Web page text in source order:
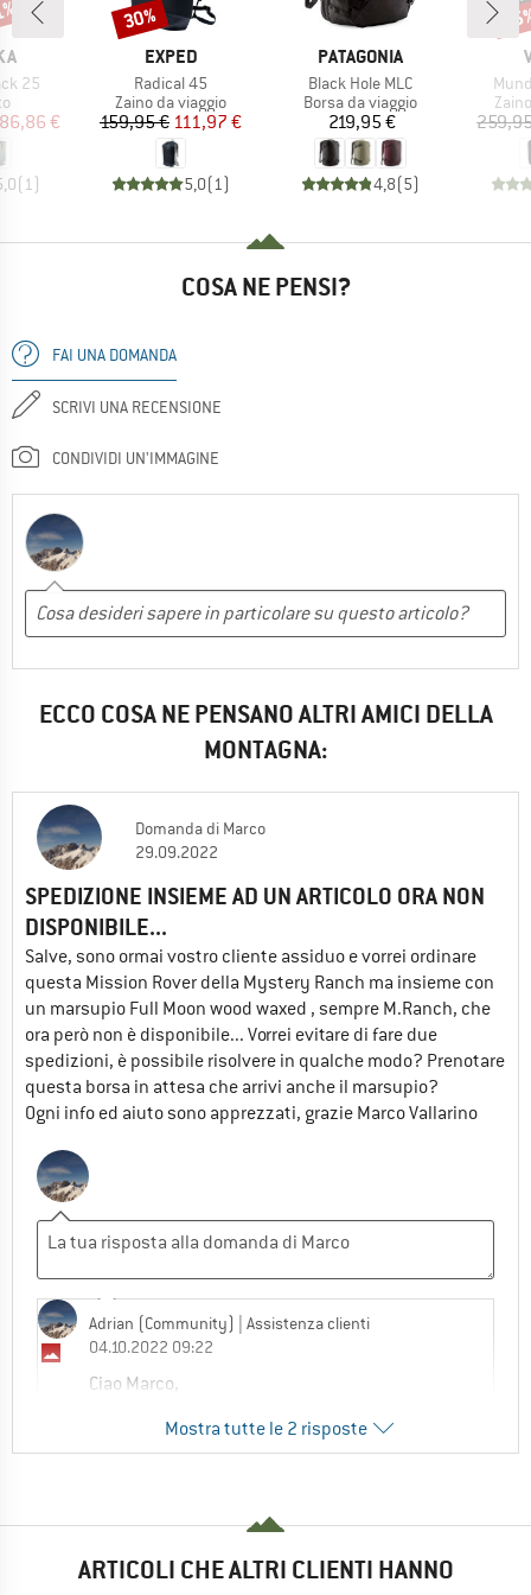
25
prodotti
ridotto
86,86 €
(1)
MARCHIO
EXPED
Articolo
Radical 45
Gruppo di prodotti
Zaino da viaggio
Prezzo
159,95 €Prezzo ridotto
111,97 €
5,0(1)
Sconto
30%
MARCHIO
PATAGONIA
Articolo
Black Hole MLC
Gruppo di prodotti
Borsa da viaggio
Prezzo
219,95 €
4,8(5)
COSA NE PENSI?
FAI UNA DOMANDA
SCRIVI UNA RECENSIONE
CONDIVIDI UN'IMMAGINE
ECCO COSA NE PENSANO ALTRI AMICI DELLA
MONTAGNA:
Domanda di Marco
29.09.2022
SPEDIZIONE INSIEME AD UN ARTICOLO ORA NON
DISPONIBILE...
Salve, sono ormai vostro cliente assiduo e vorrei ordinare
questa Mission Rover della Mystery Ranch ma insieme con
un marsupio Full Moon wood waxed , sempre M.Ranch, che
ora però non è disponibile... Vorrei evitare di fare due
spedizioni, è possibile risolvere in qualche modo? Prenotare
questa borsa in attesa che arrivi anche il marsupio?
Ogni info ed aiuto sono apprezzati, grazie Marco Vallarino
Adrian (Community)
| Assistenza clienti
04.10.2022 09:22
Ciao Marco,
Siamo spiacenti ma abbiamo esaurito
0 0
Mostra tutte le 2 risposte
ARTICOLI CHE ALTRI CLIENTI HANNO